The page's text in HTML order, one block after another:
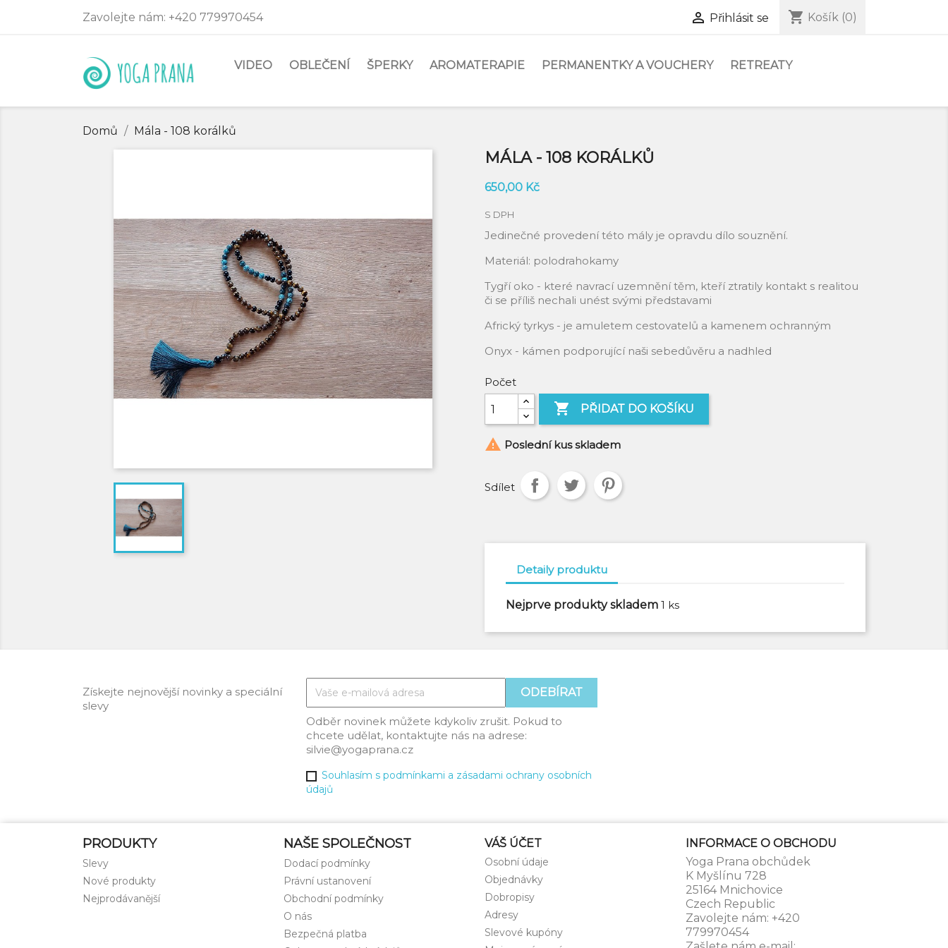
Zavolejte nám: +420 779970454  Přihlásit se shopping_cart Košík (0)
VIDEO OBLEČENÍ ŠPERKY AROMATERAPIE PERMANENTKY A VOUCHERY RETREATY
Domů Mála - 108 korálků
MÁLA - 108 KORÁLKŮ
650,00 Kč
S DPH
Jedinečné provedení této mály je opravdu dílo souznění.
Materiál: polodrahokamy
Tygří oko - které navrací uzemnění těm, kteří ztratily kontakt s realitou
či se příliš nechali unést svými představami
Africký tyrkys - je amuletem cestovatelů a kamenem ochranným
Onyx - kámen podporující naši sebedůvěru a nadhled
Počet
 PŘIDAT DO KOŠÍKU
 Poslední kus skladem
Sdílet
Detaily produktu
Nejprve produkty skladem 1 ks
Získejte nejnovější novinky a speciální
slevy
Odběr novinek můžete kdykoliv zrušit. Pokud to
chcete udělat, kontaktujte nás na adrese:
silvie@yogaprana.cz
Souhlasím s podmínkami a zásadami ochrany osobních
údajů
PRODUKTY
Slevy
Nové produkty
Nejprodávanější
NAŠE SPOLEČNOST
Dodací podmínky
Právní ustanovení
Obchodní podmínky
O nás
Bezpečná platba
VÁŠ ÚČET
Osobní údaje
Objednávky
Dobropisy
Adresy
Slevové kupóny
INFORMACE O OBCHODU
Yoga Prana obchůdek
K Myšlínu 728
25164 Mnichovice
Czech Republic
Zavolejte nám: +420
779970454